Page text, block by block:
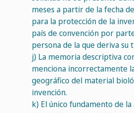
meses a partir de la fecha
para la protección de la
país de convención por
persona de la que deriva su
j) La memoria descriptiva
menciona incorrectamente
geográfico del material
invención.
k) El único fundamento de